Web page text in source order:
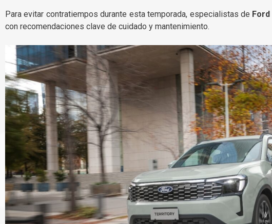
Para evitar contratiempos durante esta temporada, especialistas de Ford
con recomendaciones clave de cuidado y mantenimiento.